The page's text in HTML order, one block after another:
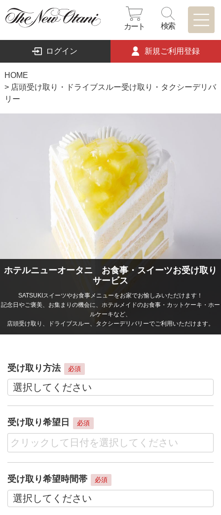
カート 検索
ログイン 新規ご利用登録
HOME
店頭受け取り・ドライブスルー受け取り・タクシーデリバ
リー
ホテルニューオータニ お食事・スイーツお受け取り
サービス
SATSUKIスイーツやお食事メニューをお家でお愉しみいただけます！
記念日やご褒美、お集まりの機会に、ホテルメイドのお食事・カットケーキ・ホー
ルケーキなど、
店頭受け取り、ドライブスルー、タクシーデリバリーでご利用いただけます。
受け取り方法 必須
受け取り希望日 必須
受け取り希望時間帯 必須